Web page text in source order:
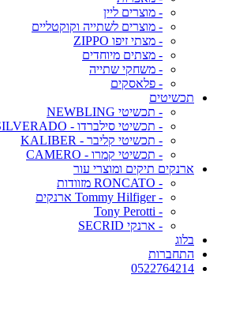
- מוצרים ליין
- מוצרים לשתייה וקוקטליים
- מצתי זיפו ZIPPO
- מצתים מיוחדים
- משחקי שתייה
- פלאסקים
תכשיטים
- תכשיטי NEWBLING
- תכשיטי סילברדו - SILVERADO
- תכשיטי קליבר - KALIBER
- תכשיטי קמרו - CAMERO
ארנקים תיקים ומוצרי עור
- RONCATO מזוודות
- Tommy Hilfiger ארנקים
- Tony Perotti
- ארנקי SECRID
בלוג
התחברות
0522764214